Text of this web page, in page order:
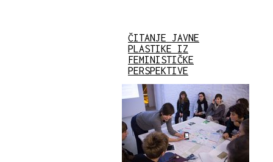
ČITANJE JAVNE
PLASTIKE IZ
FEMINISTIČKE
PERSPEKTIVE